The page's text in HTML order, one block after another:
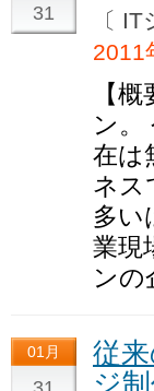
31
〔
2011
【
ン。
在は
ネス
多い
業現
ンの
01月
従
ジ